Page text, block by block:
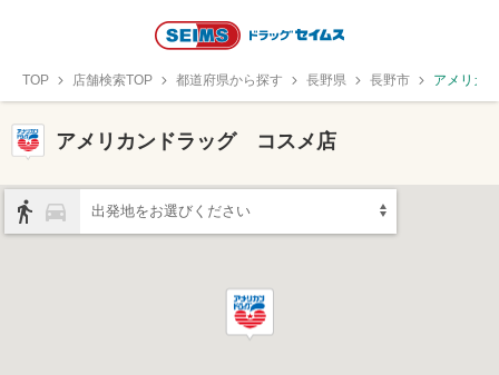
TOP 店舗検索TOP 都道府県から探す 長野県 長野市 アメリカ
アメリカンドラッグ コスメ店
出発地をお選びください